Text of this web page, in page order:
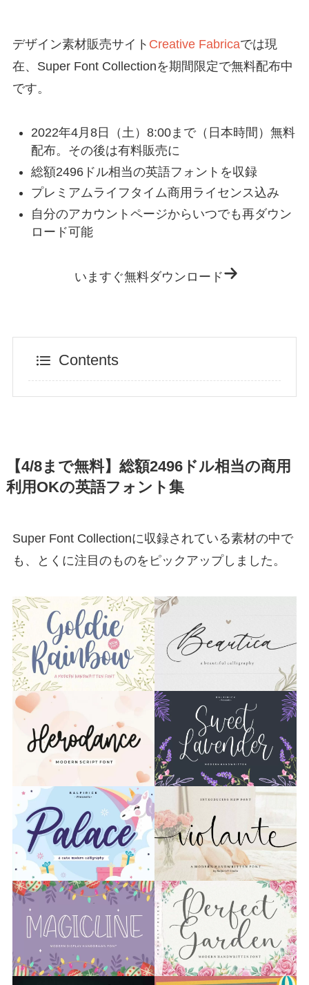
デザイン素材販売サイト Creative Fabricaでは現
在、Super Font Collectionを期間限定で無料配布中
です。
2022年4月8日（土）8:00まで（日本時間）無料
配布。その後は有料販売に
総額2496ドル相当の英語フォントを収録
プレミアムライフタイム商用ライセンス込み
自分のアカウントページからいつでも再ダウン
ロード可能
いますぐ無料ダウンロード
Contents
【4/8まで無料】総額2496ドル相当の商用
利用OKの英語フォント集
Super Font Collectionに収録されている素材の中で
も、とくに注目のものをピックアップしました。